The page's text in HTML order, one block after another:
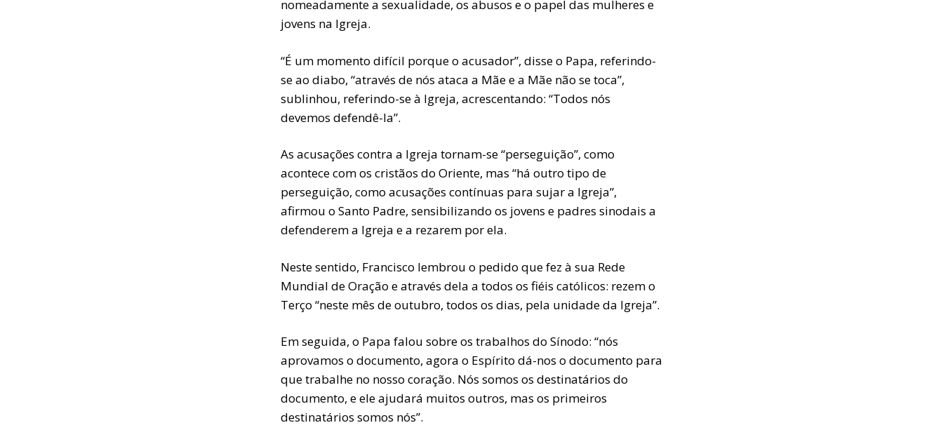
nomeadamente a sexualidade, os abusos e o papel das mulheres e
jovens na Igreja.
“É um momento difícil porque o acusador”, disse o Papa, referindo-
se ao diabo, “através de nós ataca a Mãe e a Mãe não se toca”,
sublinhou, referindo-se à Igreja, acrescentando: “Todos nós
devemos defendê-la”.
As acusações contra a Igreja tornam-se “perseguição”, como
acontece com os cristãos do Oriente, mas “há outro tipo de
perseguição, como acusações contínuas para sujar a Igreja”,
afirmou o Santo Padre, sensibilizando os jovens e padres sinodais a
defenderem a Igreja e a rezarem por ela.
Neste sentido, Francisco lembrou o pedido que fez à sua Rede
Mundial de Oração e através dela a todos os fiéis católicos: rezem o
Terço “neste mês de outubro, todos os dias, pela unidade da Igreja”.
Em seguida, o Papa falou sobre os trabalhos do Sínodo: “nós
aprovamos o documento, agora o Espírito dá-nos o documento para
que trabalhe no nosso coração. Nós somos os destinatários do
documento, e ele ajudará muitos outros, mas os primeiros
destinatários somos nós”.